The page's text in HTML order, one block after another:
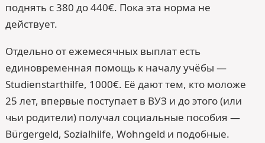
поднять с 380 до 440€. Пока эта норма не
действует.
Отдельно от ежемесячных выплат есть
единовременная помощь к началу учёбы —
Studienstarthilfe, 1000€. Её дают тем, кто моложе
25 лет, впервые поступает в ВУЗ и до этого (или
чьи родители) получал социальные пособия —
Bürgergeld, Sozialhilfe, Wohngeld и подобные.